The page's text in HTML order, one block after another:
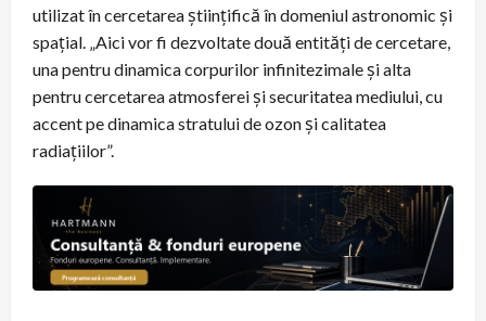
utilizat în cercetarea științifică în domeniul astronomic și
spațial. „Aici vor fi dezvoltate două entități de cercetare,
una pentru dinamica corpurilor infinitezimale și alta
pentru cercetarea atmosferei și securitatea mediului, cu
accent pe dinamica stratului de ozon și calitatea
radiațiilor”.